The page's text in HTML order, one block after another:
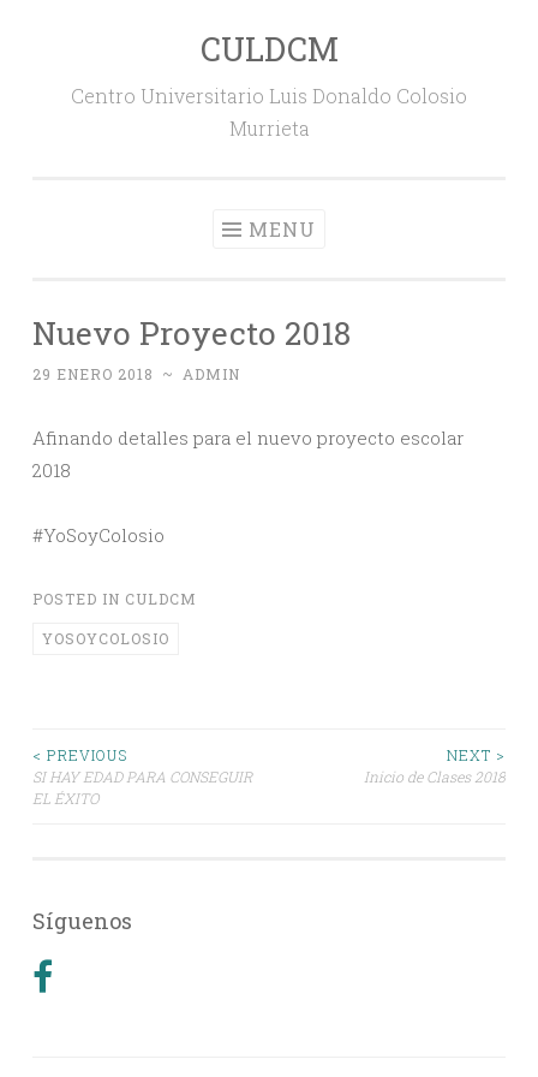
CULDCM
Centro Universitario Luis Donaldo Colosio
Murrieta
MENU
Nuevo Proyecto 2018
29 ENERO 2018 ~ ADMIN
Afinando detalles para el nuevo proyecto escolar
2018
#YoSoyColosio
POSTED IN CULDCM
YOSOYCOLOSIO
Post
navigation
< PREVIOUS
SI HAY EDAD PARA CONSEGUIR
EL ÉXITO
NEXT >
Inicio de Clases 2018
Síguenos